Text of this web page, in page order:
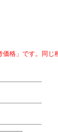
格」です。同